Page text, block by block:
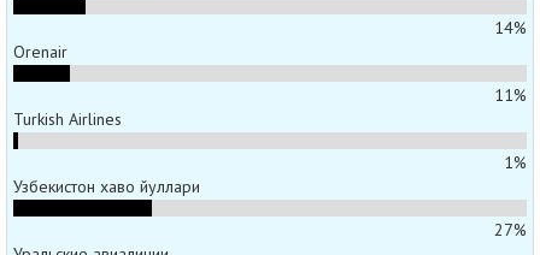
14%
Orenair
11%
Turkish Airlines
1%
Узбекистон хаво йуллари
27%